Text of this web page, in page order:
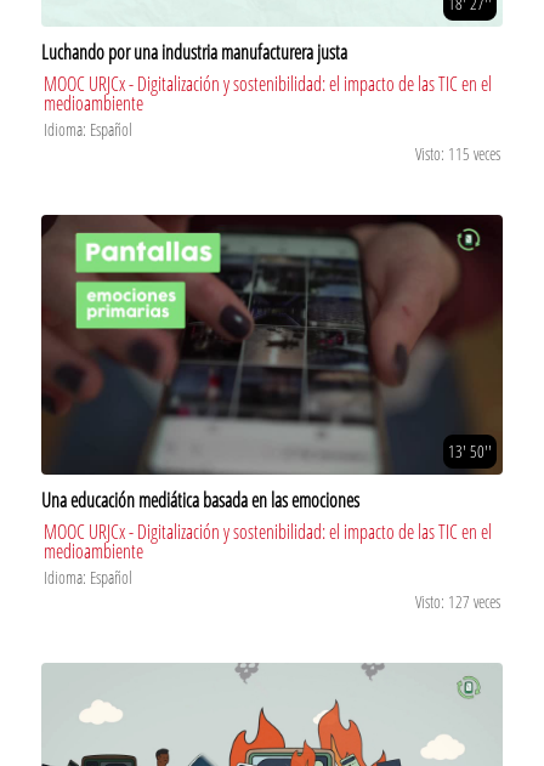
Luchando por una industria manufacturera justa
MOOC URJCx - Digitalización y sostenibilidad: el impacto de las TIC en el
medioambiente
Idioma: Español
Visto: 115 veces
13' 50''
Una educación mediática basada en las emociones
MOOC URJCx - Digitalización y sostenibilidad: el impacto de las TIC en el
medioambiente
Idioma: Español
Visto: 127 veces